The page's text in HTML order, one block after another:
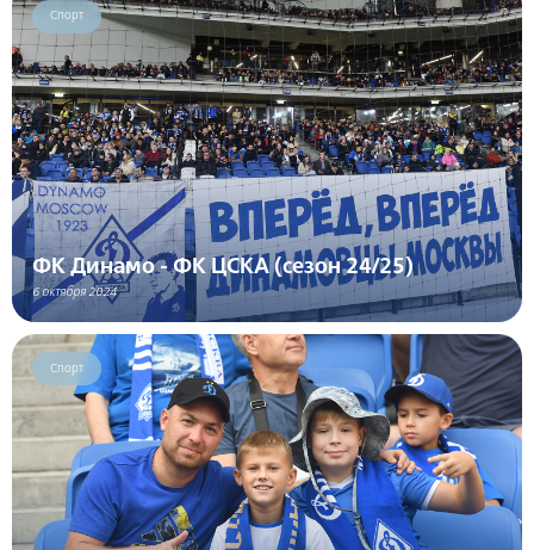
Спорт
ФК Динамо - ФК ЦСКА (сезон 24/25)
6 октября 2024
Спорт